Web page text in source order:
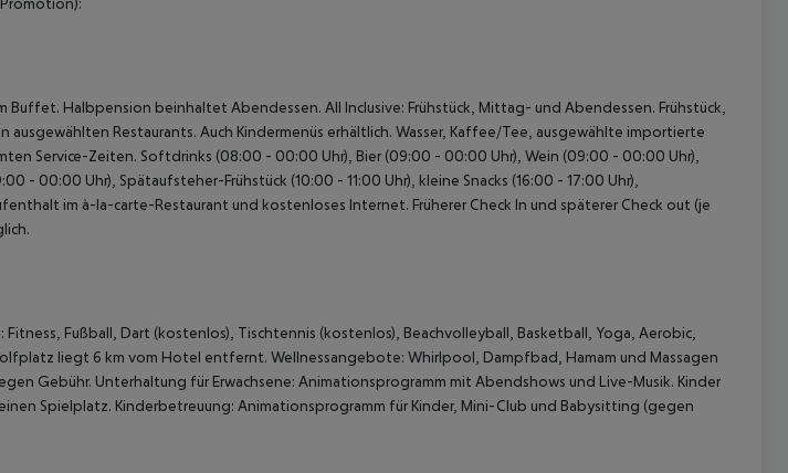
Buffet. Halbpension beinhaltet Abendessen. All Inclusive: Frühstück, Mittag- und Abendessen. Frühstück,
Restaurants. Auch Kindermenüs erhältlich. Wasser, Kaffee/Tee, ausgewählte importierte
Service-Zeiten. Softdrinks (08:00 - 00:00 Uhr), Bier (09:00 - 00:00 Uhr), Wein (09:00 - 00:00 Uhr),
- 00:00 Uhr), Spätaufsteher-Frühstück (10:00 - 11:00 Uhr), kleine Snacks (16:00 - 17:00 Uhr),
im à-la-carte-Restaurant und kostenloses Internet. Früherer Check In und späterer Check out (je
Fußball, Dart (kostenlos), Tischtennis (kostenlos), Beachvolleyball, Basketball, Yoga, Aerobic,
liegt 6 km vom Hotel entfernt. Wellnessangebote: Whirlpool, Dampfbad, Hamam und Massagen
Gebühr. Unterhaltung für Erwachsene: Animationsprogramm mit Abendshows und Live-Musik. Kinder
Spielplatz. Kinderbetreuung: Animationsprogramm für Kinder, Mini-Club und Babysitting (gegen